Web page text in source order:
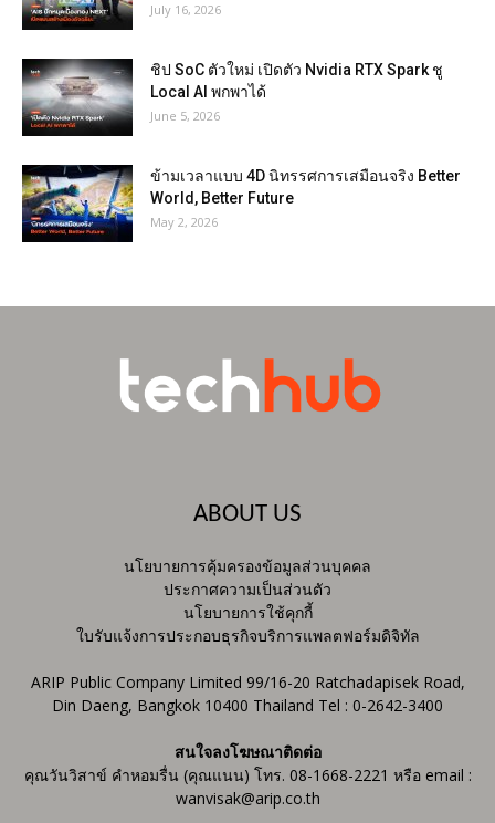
July 16, 2026
ชิป SoC ตัวใหม่ เปิดตัว Nvidia RTX Spark ชู
Local AI พกพาได้
June 5, 2026
ข้ามเวลาแบบ 4D นิทรรศการเสมือนจริง Better
World, Better Future
May 2, 2026
ABOUT US
นโยบายการคุ้มครองข้อมูลส่วนบุคคล
ประกาศความเป็นส่วนตัว
นโยบายการใช้คุกกี้
ใบรับแจ้งการประกอบธุรกิจบริการแพลตฟอร์มดิจิทัล
ARIP Public Company Limited 99/16-20 Ratchadapisek Road,
Din Daeng, Bangkok 10400 Thailand Tel : 0-2642-3400
สนใจลงโฆษณาติดต่อ
คุณวันวิสาข์ คำหอมรื่น (คุณแนน) โทร. 08-1668-2221 หรือ email :
wanvisak@arip.co.th